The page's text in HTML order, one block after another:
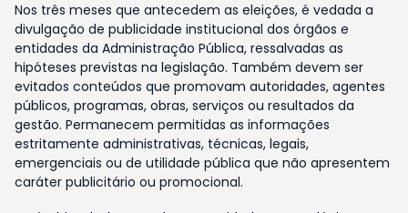
Nos três meses que antecedem as eleições, é vedada a
divulgação de publicidade institucional dos órgãos e
entidades da Administração Pública, ressalvadas as
hipóteses previstas na legislação. Também devem ser
evitados conteúdos que promovam autoridades, agentes
públicos, programas, obras, serviços ou resultados da
gestão. Permanecem permitidas as informações
estritamente administrativas, técnicas, legais,
emergenciais ou de utilidade pública que não apresentem
caráter publicitário ou promocional.